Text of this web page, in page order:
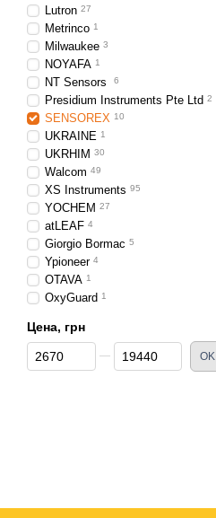
Lutron 27
Metrinco 1
Milwaukee 3
NOYAFA 1
NT Sensors 6
Presidium Instruments Pte Ltd 2
SENSOREX 10
UKRAINE 1
UKRHIM 30
Walcom 49
XS Instruments 95
YOCHEM 27
atLEAF 4
Giorgio Bormac 5
Ypioneer 4
OTAVA 1
OxyGuard 1
Цена, грн
От Цена, грн
До Цена, грн OK